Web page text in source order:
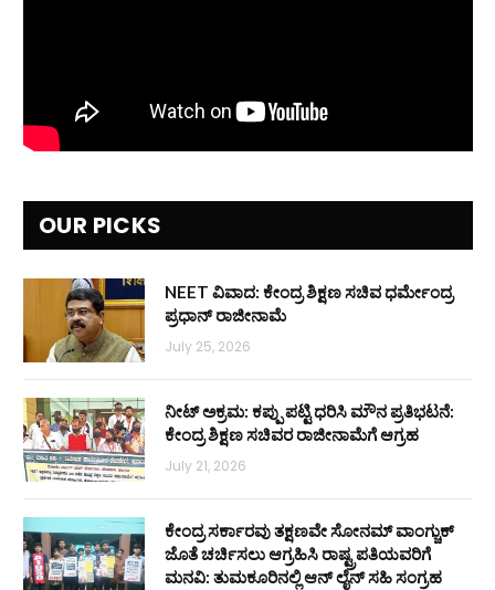
OUR PICKS
NEET ವಿವಾದ: ಕೇಂದ್ರ ಶಿಕ್ಷಣ ಸಚಿವ ಧರ್ಮೇಂದ್ರ
ಪ್ರಧಾನ್ ರಾಜೀನಾಮೆ
July 25, 2026
ನೀಟ್ ಅಕ್ರಮ: ಕಪ್ಪು ಪಟ್ಟಿ ಧರಿಸಿ ಮೌನ ಪ್ರತಿಭಟನೆ:
ಕೇಂದ್ರ ಶಿಕ್ಷಣ ಸಚಿವರ ರಾಜೀನಾಮೆಗೆ ಆಗ್ರಹ
July 21, 2026
ಕೇಂದ್ರ ಸರ್ಕಾರವು ತಕ್ಷಣವೇ ಸೋನಮ್ ವಾಂಗ್ಚುಕ್
ಜೊತೆ ಚರ್ಚಿಸಲು ಆಗ್ರಹಿಸಿ ರಾಷ್ಟ್ರಪತಿಯವರಿಗೆ
ಮನವಿ: ತುಮಕೂರಿನಲ್ಲಿ ಆನ್‌ ಲೈನ್ ಸಹಿ ಸಂಗ್ರಹ